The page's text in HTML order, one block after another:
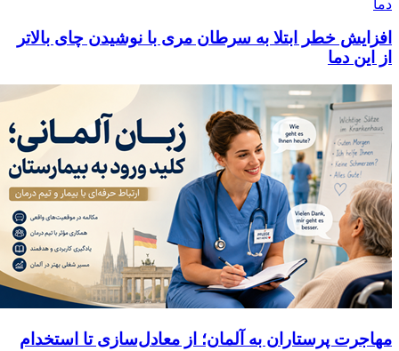
افزایش خطر ابتلا به سرطان مری با نوشیدن چای بالاتر
از این دما
مهاجرت پرستاران به آلمان؛ از معادل‌سازی تا استخدام